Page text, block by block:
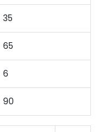
35
65
6
90